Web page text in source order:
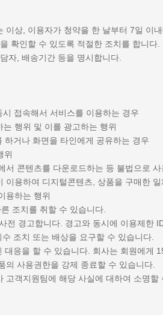
상, 이용자가 청약을 한 날부터 7일 이
확인할 수 있도록 적절한 조치를 합니다.
자, 배송기간 등을 명시합니다.
접속해서 서비스를 이용하는 경우
행위 및 이를 광고하는 행위
거나 화면을 타인에게 공유하는 경우
위
콘텐츠를 다운로드하는 등 불법으로 사
용하여 디지털콘텐츠, 상품을 구매한 일
용하는 행위
조치를 취할 수 있습니다.
경고합니다. 경고와 동시에 이용제한
조치 또는 배상을 요구할 수 있습니다.
응을 할 수 있습니다. 회사는 회원에게
사용권한을 강제 종료할 수 있습니다.
객지원팀에 해당 사실에 대하여 소명